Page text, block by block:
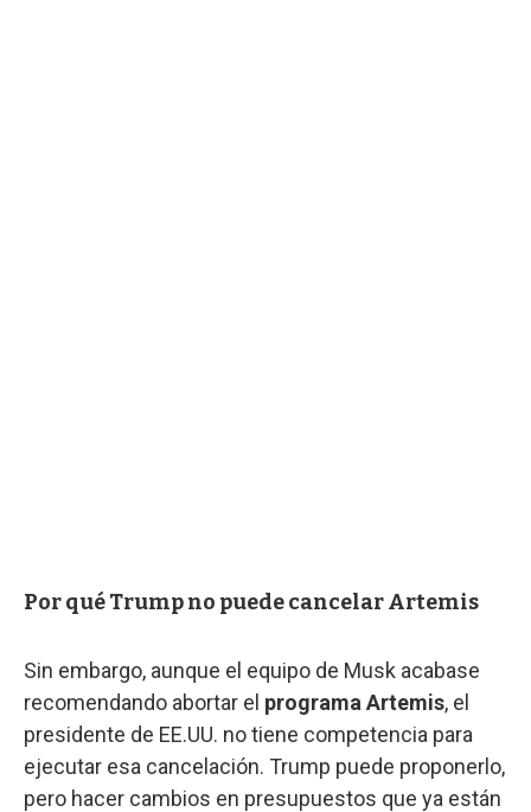
Por qué Trump no puede cancelar Artemis
Sin embargo, aunque el equipo de Musk acabase
recomendando abortar el programa Artemis, el
presidente de EE.UU. no tiene competencia para
ejecutar esa cancelación. Trump puede proponerlo,
pero hacer cambios en presupuestos que ya están